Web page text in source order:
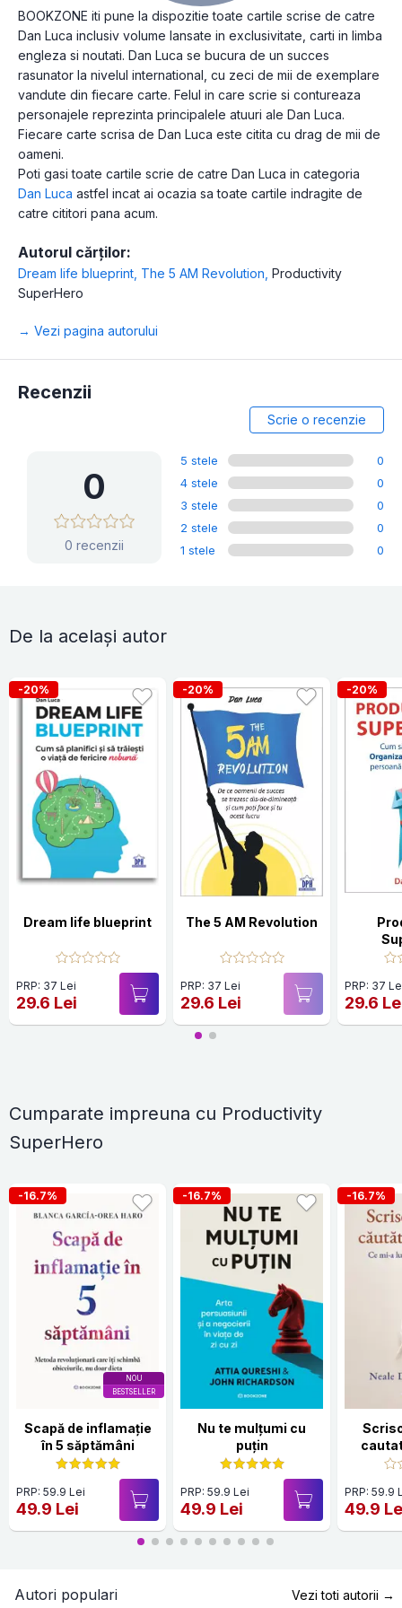
BOOKZONE iti pune la dispozitie toate cartile scrise de catre
Dan Luca inclusiv volume lansate in exclusivitate, carti in limba
engleza si noutati. Dan Luca se bucura de un succes
rasunator la nivelul international, cu zeci de mii de exemplare
vandute din fiecare carte. Felul in care scrie si contureaza
personajele reprezinta principalele atuuri ale Dan Luca.
Fiecare carte scrisa de Dan Luca este citita cu drag de mii de
oameni.
Poti gasi toate cartile scrie de catre Dan Luca in categoria
Dan Luca astfel incat ai ocazia sa toate cartile indragite de
catre cititori pana acum.
Autorul cărților:
Dream life blueprint The 5 AM Revolution Productivity
SuperHero
→ Vezi pagina autorului
Recenzii
Scrie o recenzie
0
0 recenzii
5 stele
0
4 stele
0
3 stele
0
2 stele
0
1 stele
0
De la același autor
-20%
Dream life blueprint
PRP: 37 Lei
29.6 Lei
-20%
The 5 AM Revolution
PRP: 37 Lei
29.6 Lei
-20%
PRP: 37
29.6
Cumparate impreuna cu Productivity
SuperHero
NOU
BESTSELLER
-16.7%
Scapă de inflamație
în 5 săptămâni
PRP: 59.9 Lei
49.9 Lei
-16.7%
Nu te mulțumi cu
puțin
PRP: 59.9 Lei
49.9 Lei
-16.7%
PRP: 59.9
49.9
Autori populari Vezi toti autorii →